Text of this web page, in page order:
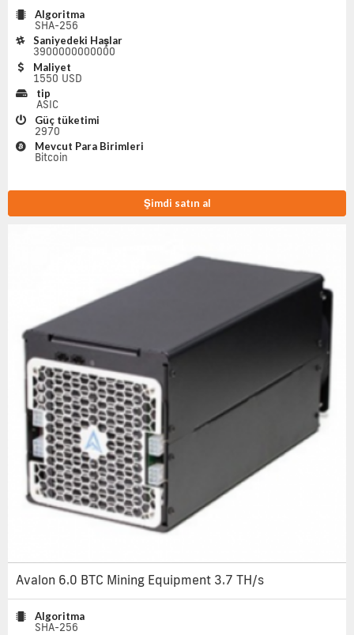
Algoritma
SHA-256
Saniyedeki Haşlar
3900000000000
Maliyet
1550 USD
tip
ASIC
Güç tüketimi
2970
Mevcut Para Birimleri
Bitcoin
Şimdi satın al
Avalon 6.0 BTC Mining Equipment 3.7 TH/s
Algoritma
SHA-256